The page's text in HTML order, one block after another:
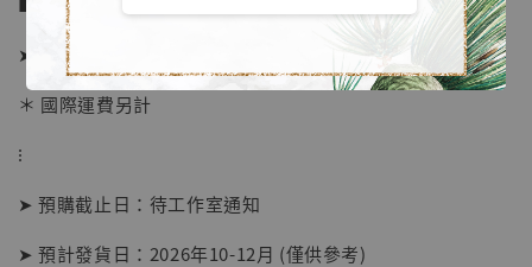
➤ 價格 6480元 (訂金2980)
＊ 國際運費另計
⁝
➤ 預購截止日：待工作室通知
➤ 預計發貨日：2026年10-12月 (僅供參考)